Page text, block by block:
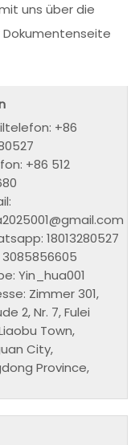
uns über die
+86
+86 512
18013280527
3085856605
Yin_hua001
Zimmer 301,
2, Nr. 7, Fulei
Town,
City,
Province,